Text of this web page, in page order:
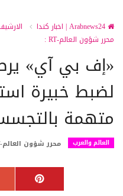
محرر شؤون العالم-RT :
لضبط خبيرة
متهمة
العالم والعرب محرر شؤون العالم-RT :